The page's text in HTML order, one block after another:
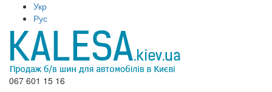
Укр
Рус
067 601 15 16